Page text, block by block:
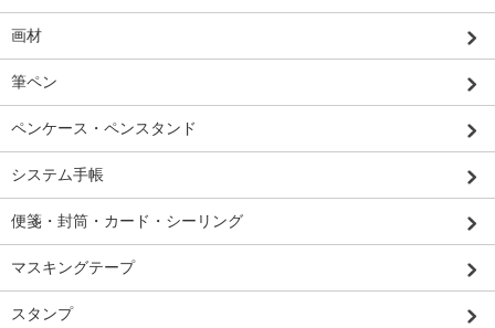
画材
筆ペン
ペンケース・ペンスタンド
システム手帳
便箋・封筒・カード・シーリング
マスキングテープ
スタンプ